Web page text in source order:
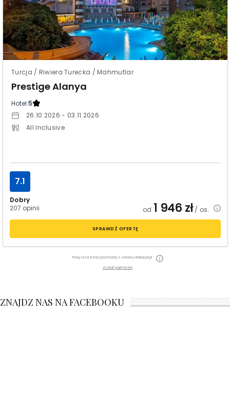
Turcja / Riwiera Turecka / Mahmutlar
Prestige Alanya
Hotel:5
26.10.2026 - 03.11.2026
All Inclusive
Dobry
207 opinii
7.1
od 1 946 zł/ os.
SPRAWDŹ OFERTĘ
Powyższe treści pochodzą z serwisu Wakacje.pl
Zostań partnerem
ZNAJDZ NAS NA FACEBOOKU